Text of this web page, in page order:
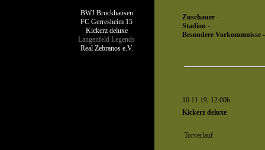
BWJ Bruckhausen
FC Gerresheim 15
Kickerz deluxe
Langenfeld Legends
Real Zebranos e.V.
Zuschauer-
Stadion-
Besondere Vorkommnisse-
10.11.19, 12:00hSpiel 1180
Kickerz deluxe
Torverlauf